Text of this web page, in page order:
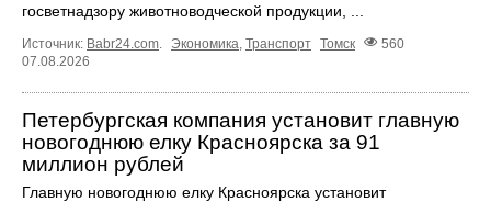
госветнадзору животноводческой продукции, ...
Источник: Babr24.com Экономика Транспорт Томск
560
07.08.2026
Петербургская компания установит главную
новогоднюю елку Красноярска за 91
миллион рублей
Главную новогоднюю елку Красноярска установит